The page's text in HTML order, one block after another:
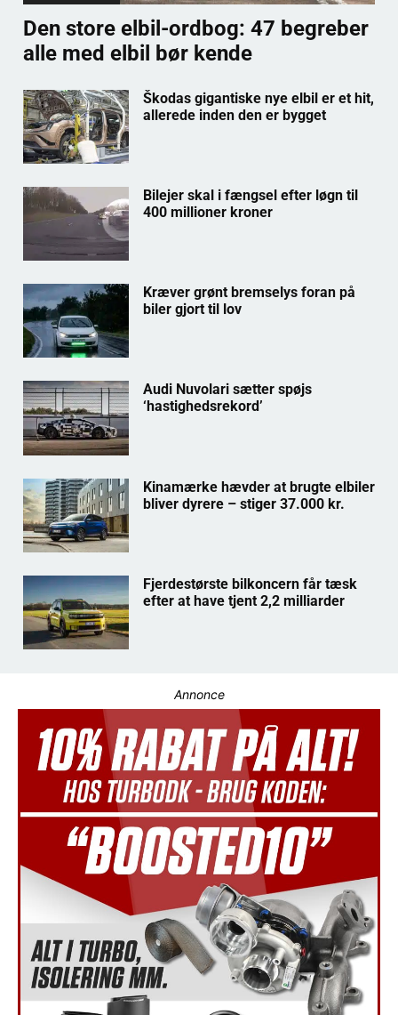
Den store elbil-ordbog: 47 begreber
alle med elbil bør kende
Škodas gigantiske nye elbil er et hit,
allerede inden den er bygget
Bilejer skal i fængsel efter løgn til
400 millioner kroner
Kræver grønt bremselys foran på
biler gjort til lov
Audi Nuvolari sætter spøjs
‘hastighedsrekord’
Kinamærke hævder at brugte elbiler
bliver dyrere – stiger 37.000 kr.
Fjerdestørste bilkoncern får tæsk
efter at have tjent 2,2 milliarder
Annonce